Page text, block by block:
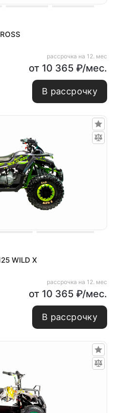
рассрочка на 12. мес
от 10 365 ₽/мес.
В рассрочку
WILD X
рассрочка на 12. мес
от 10 365 ₽/мес.
В рассрочку